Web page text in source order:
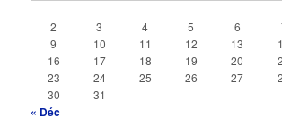
2
3 4 5 6
9
10 11 12 13
16
17 18 19 20
23
24 25 26 27
30
31
« Déc